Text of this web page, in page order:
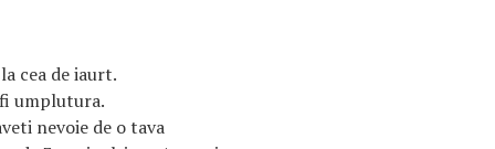
cea de iaurt.
umplutura.
nevoie de o tava